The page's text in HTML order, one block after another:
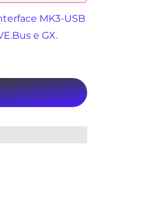
MK3-USB
e GX.